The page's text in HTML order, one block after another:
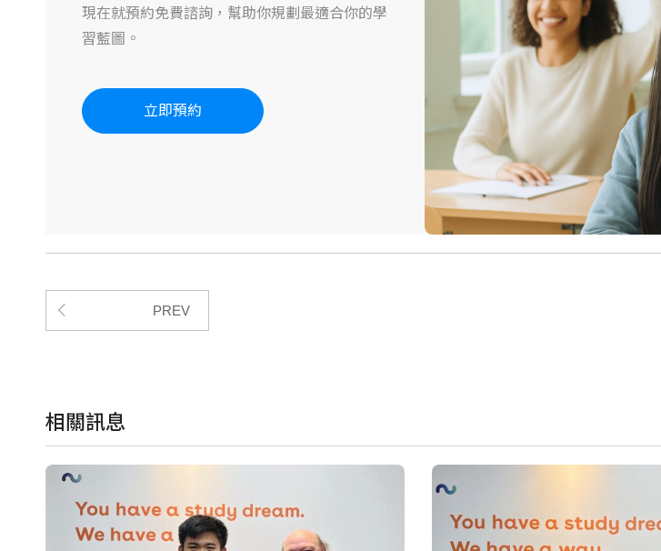
現在就預約免費諮詢，幫助你規劃最適合你的學
習藍圖。
立即預約
PREV
相關訊息